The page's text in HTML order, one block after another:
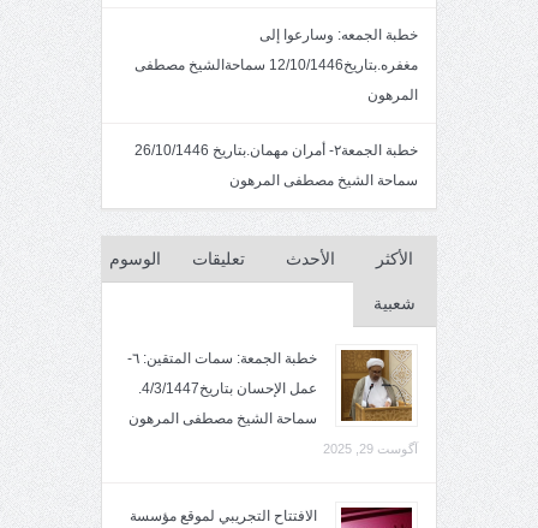
خطبة الجمعه: وسارعوا إلى
مغفره.بتاريخ12/10/1446 سماحةالشيخ مصطفى
المرهون
خطبة الجمعة٢- أمران مهمان.بتاريخ 26/10/1446
سماحة الشيخ مصطفى المرهون
الأكثر
شعبية
الأحدث تعليقات الوسوم
خطبة الجمعة: سمات المتقين: ٦-
عمل الإحسان بتاريخ4/3/1447.
سماحة الشيخ مصطفى المرهون
آگوست 29, 2025
الافتتاح التجريبي لموقع مؤسسة